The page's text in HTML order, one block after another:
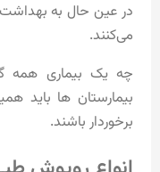
در عین حال به
می‌کنند.
چه یک بیماری همه
برخوردار باشند.